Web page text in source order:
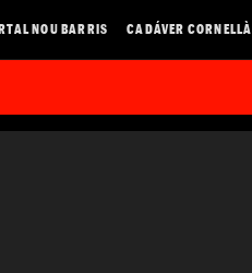
NOU BARRIS CADÁVER CORNELLÀ